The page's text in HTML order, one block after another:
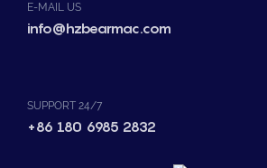
E-MAIL US
info@hzbearmac.com
SUPPORT 24/7
+86 180 6985 2832